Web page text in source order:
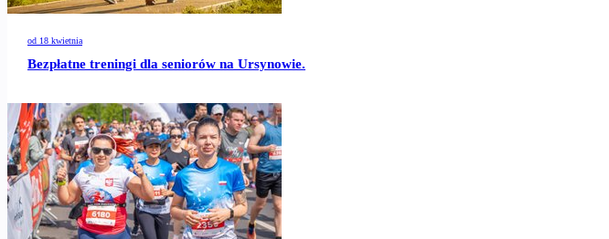
od 18 kwietnia
Bezpłatne treningi dla seniorów na Ursynowie.